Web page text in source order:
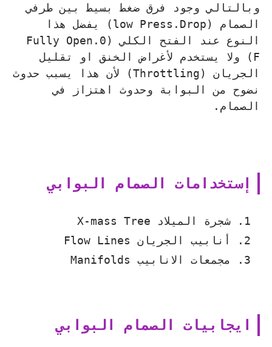
وبالتالي وجود فرق ضغط بسيط بين طرفي
الصمام (low Press.Drop) يفضل هذا
النوع عند الفتح الكلي (0.Fully Open
F) ولا يستخدم لأغراض الخنق او تقليل
الجريان (Throttling) لأن هذا يسبب حدوث
نضوح من البوابة وحدوث اهتزاز في
الصمام.
إستخدامات الصمام البوابي
شجرة الميلاد X-mass Tree
أنابيب الجريان Flow Lines
مجمعات الانابيب Manifolds
ايجابيات الصمام البوابي